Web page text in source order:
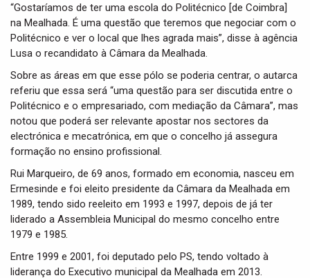
“Gostaríamos de ter uma escola do Politécnico [de Coimbra]
na Mealhada. É uma questão que teremos que negociar com o
Politécnico e ver o local que lhes agrada mais”, disse à agência
Lusa o recandidato à Câmara da Mealhada.
Sobre as áreas em que esse pólo se poderia centrar, o autarca
referiu que essa será “uma questão para ser discutida entre o
Politécnico e o empresariado, com mediação da Câmara”, mas
notou que poderá ser relevante apostar nos sectores da
electrónica e mecatrónica, em que o concelho já assegura
formação no ensino profissional.
Rui Marqueiro, de 69 anos, formado em economia, nasceu em
Ermesinde e foi eleito presidente da Câmara da Mealhada em
1989, tendo sido reeleito em 1993 e 1997, depois de já ter
liderado a Assembleia Municipal do mesmo concelho entre
1979 e 1985.
Entre 1999 e 2001, foi deputado pelo PS, tendo voltado à
liderança do Executivo municipal da Mealhada em 2013.